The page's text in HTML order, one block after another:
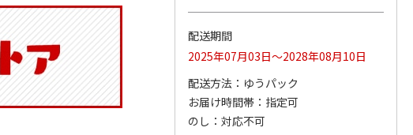
陶器ダイカットマグ
カップ ポムポムプ
リン CHMGD4
2,970円
キティ KCOB2
2,200円
ふわっとフタタイト
パペットスンスン
R…
1,485円
(送料別・税込)
八角形ステンレスマ
配送期間
2025年07月03日～2028年08月10日
配送方法
ゆうパック
お届け時間帯
指定可
のし
対応不可